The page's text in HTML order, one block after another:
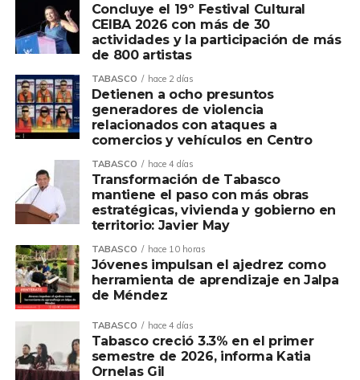
Concluye el 19º Festival Cultural
CEIBA 2026 con más de 30
actividades y la participación de más
de 800 artistas
TABASCO hace 2 días
Detienen a ocho presuntos
generadores de violencia
relacionados con ataques a
comercios y vehículos en Centro
TABASCO hace 4 días
Transformación de Tabasco
mantiene el paso con más obras
estratégicas, vivienda y gobierno en
territorio: Javier May
TABASCO hace 10 horas
Jóvenes impulsan el ajedrez como
herramienta de aprendizaje en Jalpa
de Méndez
TABASCO hace 4 días
Tabasco creció 3.3% en el primer
semestre de 2026, informa Katia
Ornelas Gil